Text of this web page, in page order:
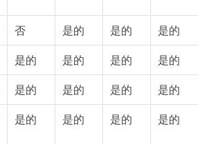
否 是的 是的 是的
是的 是的 是的 是的
是的 是的 是的 是的
是的 是的 是的 是的